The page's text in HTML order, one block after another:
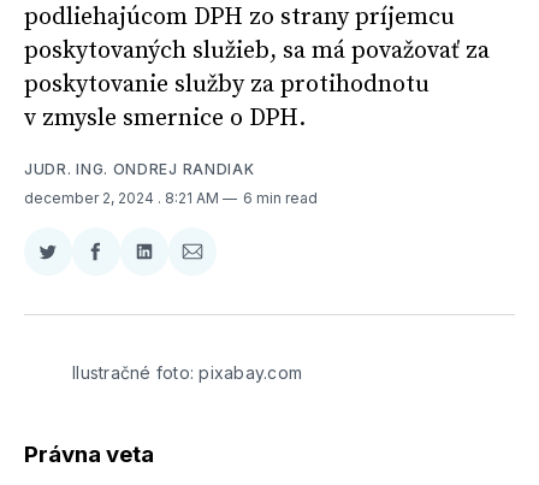
podliehajúcom DPH zo strany príjemcu
poskytovaných služieb, sa má považovať za
poskytovanie služby za protihodnotu
v zmysle smernice o DPH.
JUDR. ING. ONDREJ RANDIAK
december 2, 2024 . 8:21 AM 6 min read
Zdieľať
Twitter
Zdieľať
Facebooku
Zdieľať
LinkedIne
Zdieľať
E-
Ilustračné foto: pixabay.com
Právna veta